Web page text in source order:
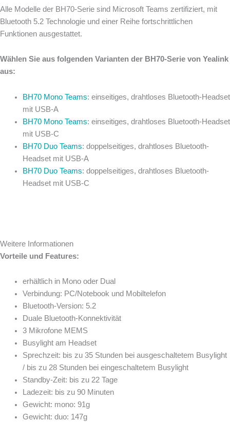
Alle Modelle der BH70-Serie sind Microsoft Teams zertifiziert, mit
Bluetooth 5.2 Technologie und einer Reihe fortschrittlichen
Funktionen ausgestattet.
Wählen Sie aus folgenden Varianten der BH70-Serie von Yealink
aus:
BH70 Mono Teams: einseitiges, drahtloses Bluetooth-Headset
mit USB-A
BH70 Mono Teams: einseitiges, drahtloses Bluetooth-Headset
mit USB-C
BH70 Duo Teams: doppelseitiges, drahtloses Bluetooth-
Headset mit USB-A
BH70 Duo Teams: doppelseitiges, drahtloses Bluetooth-
Headset mit USB-C
Weitere Informationen
Vorteile und Features:
erhältlich in Mono oder Dual
Verbindung: PC/Notebook und Mobiltelefon
Bluetooth-Version: 5.2
Duale Bluetooth-Konnektivität
3 Mikrofone MEMS
Busylight am Headset
Sprechzeit: bis zu 35 Stunden bei ausgeschaltetem Busylight
/ bis zu 28 Stunden bei eingeschaltetem Busylight
Standby-Zeit: bis zu 22 Tage
Ladezeit: bis zu 90 Minuten
Gewicht: mono: 91g
Gewicht: duo: 147g